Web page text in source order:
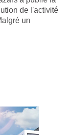
a publié la
de l'activité
un